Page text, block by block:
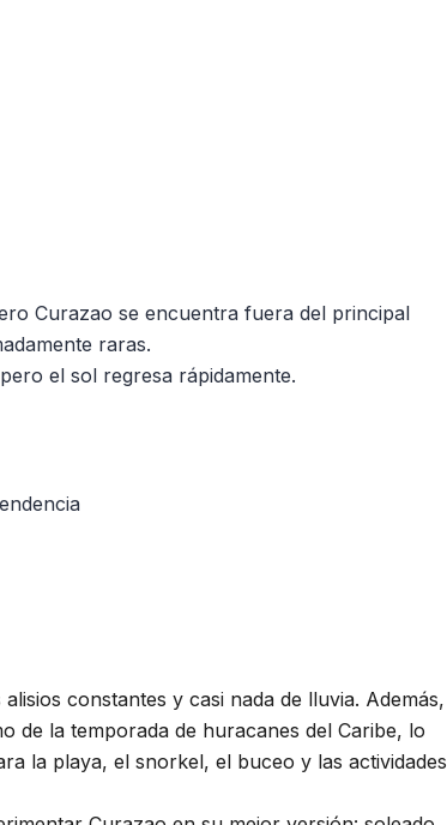
Curazao se encuentra fuera del principal
raras.
el sol regresa rápidamente.
constantes y casi nada de lluvia. Además,
de la temporada de huracanes del Caribe, lo
la playa, el snorkel, el buceo y las actividades